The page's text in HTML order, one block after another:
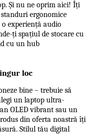
Și nu ne oprim aici! Îți
ergonomice
experiență audio
ți spațiul de stocare cu
cu un hub
loc
bine – trebuie să
un laptop ultra-
OLED vibrant sau un
din oferta noastră îți
Stilul tău digital